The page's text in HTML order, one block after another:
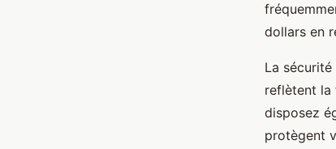
dollars en
La
reflètent la
disposez
protègent